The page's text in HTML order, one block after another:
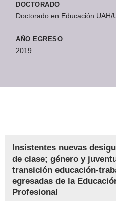
DOCTORADO
Doctorado en Educación UAH/
AÑO EGRESO
2019
Insistentes nuevas
de clase; género y
transición educación-
egresadas de la
Profesional